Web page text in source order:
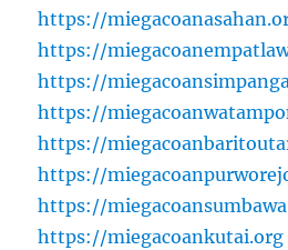
https://
https://
https://
https://
https://
https://
https://
https://miegacoankutai.org